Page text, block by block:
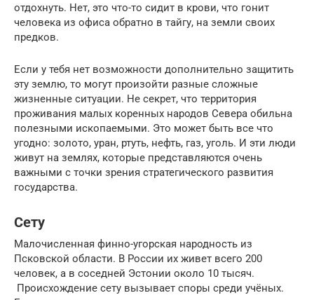
отдохнуть. Нет, это что-то сидит в крови, что гонит
человека из офиса обратно в тайгу, на земли своих
предков.
Если у тебя нет возможности дополнительно защитить
эту землю, то могут произойти разные сложные
жизненные ситуации. Не секрет, что территория
проживания малых коренных народов Севера обильна
полезными ископаемыми. Это может быть все что
угодно: золото, уран, ртуть, нефть, газ, уголь. И эти люди
живут на землях, которые представляются очень
важными с точки зрения стратегического развития
государства.
Сету
Малочисленная финно-угорская народность из
Псковской области. В России их живет всего 200
человек, а в соседней Эстонии около 10 тысяч.
Происхождение сету вызывает споры среди учёных.